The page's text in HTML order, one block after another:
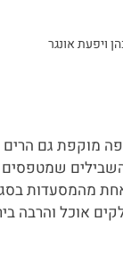
מוקפת גם הרים
שמטפסים
אוכל והרבה